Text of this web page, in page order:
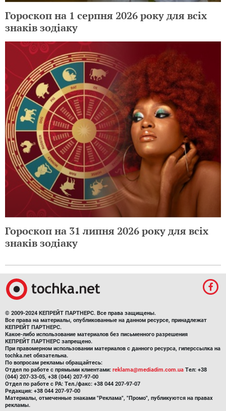
Гороскоп на 1 серпня 2026 року для всіх
знаків зодіаку
Гороскоп на 31 липня 2026 року для всіх
знаків зодіаку
© 2009-2024 КЕПРЕЙТ ПАРТНЕРС. Все права защищены.
Все права на материалы, опубликованные на данном ресурсе, принадлежат
КЕПРЕЙТ ПАРТНЕРС.
Какое-либо использование материалов без письменного разрешения
КЕПРЕЙТ ПАРТНЕРС запрещено.
При правомерном использовании материалов с данного ресурса, гиперссылка на
tochka.net обязательна.
По вопросам рекламы обращайтесь:
Отдел по работе с прямыми клиентами: reklama@mediadim.com.ua Тел: +38
(044) 207-33-05, +38 (044) 207-97-00
Отдел по работе с РА: Тел./факс: +38 044 207-97-07
Редакция: +38 044 207-97-00
Материалы, отмеченные знаками "Реклама", "Промо", публикуются на правах
рекламы.